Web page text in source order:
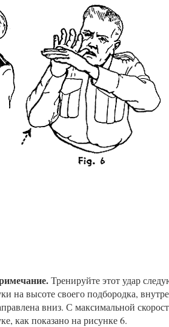
Тренируйте этот удар
на высоте своего подбородка,
вниз. С максимальной
как показано на рисунке 6.